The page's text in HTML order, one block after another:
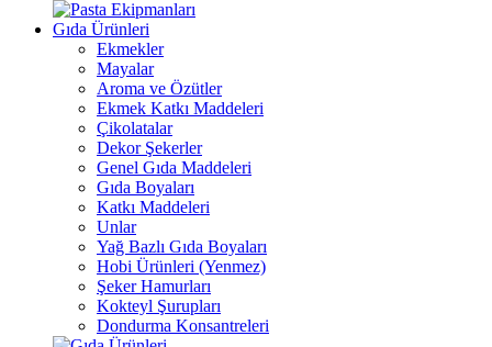
Gıda Ürünleri
Ekmekler
Mayalar
Aroma ve Özütler
Ekmek Katkı Maddeleri
Çikolatalar
Dekor Şekerler
Genel Gıda Maddeleri
Gıda Boyaları
Katkı Maddeleri
Unlar
Yağ Bazlı Gıda Boyaları
Hobi Ürünleri (Yenmez)
Şeker Hamurları
Kokteyl Şurupları
Dondurma Konsantreleri